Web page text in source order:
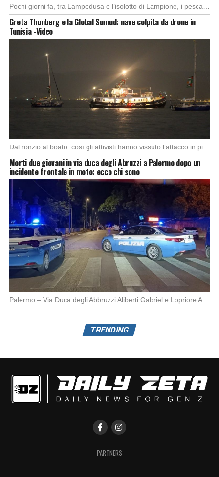
Greta Thunberg e la Global Sumud: nave colpita da drone in
Tunisia -Video
Morti due giovani in via duca degli Abruzzi a Palermo dopo un
incidente frontale in moto: ecco chi sono
Palermo – Via Duca degli Abbruzzi Aliberti Gabriel e Lopriore Alessandro (21 e 17 anni) […]
TRENDING
PARTNERS